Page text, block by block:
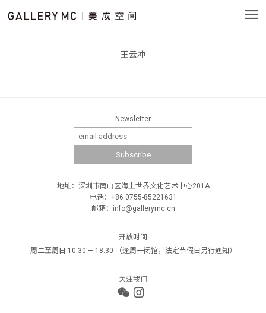
王云冲
Newsletter
地址：深圳市南山区海上世界文化艺术中心201A
电话：+86 0755-85221631
邮箱：info@gallerymc.cn
开放时间
周二至周日 10:30 — 18:30 （逢周一闭馆，法定节假日另行通知）
关注我们